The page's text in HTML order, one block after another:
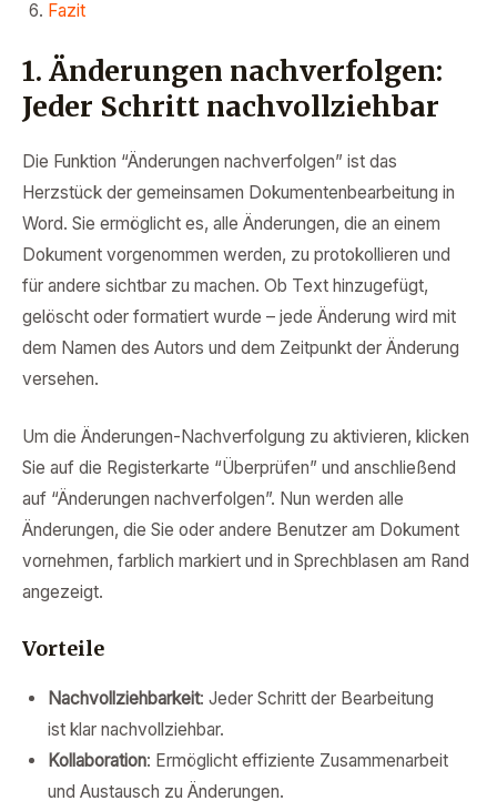
Fazit
1. Änderungen nachverfolgen:
Jeder Schritt nachvollziehbar
Die Funktion “Änderungen nachverfolgen” ist das
Herzstück der gemeinsamen Dokumentenbearbeitung in
Word. Sie ermöglicht es, alle Änderungen, die an einem
Dokument vorgenommen werden, zu protokollieren und
für andere sichtbar zu machen. Ob Text hinzugefügt,
gelöscht oder formatiert wurde – jede Änderung wird mit
dem Namen des Autors und dem Zeitpunkt der Änderung
versehen.
Um die Änderungen-Nachverfolgung zu aktivieren, klicken
Sie auf die Registerkarte “Überprüfen” und anschließend
auf “Änderungen nachverfolgen”. Nun werden alle
Änderungen, die Sie oder andere Benutzer am Dokument
vornehmen, farblich markiert und in Sprechblasen am Rand
angezeigt.
Vorteile
Nachvollziehbarkeit: Jeder Schritt der Bearbeitung
ist klar nachvollziehbar.
Kollaboration: Ermöglicht effiziente Zusammenarbeit
und Austausch zu Änderungen.